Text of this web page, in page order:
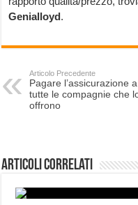
Genialloyd.
Articolo Precedente
Pagare l’assicurazione
tutte le compagnie che
offrono
Articoli correlati